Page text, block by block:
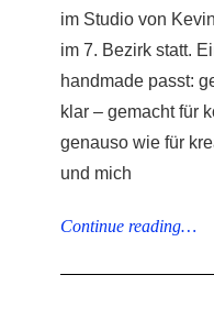
im Studio von
im 7. Bezirk statt.
handmade passt:
klar – gemacht für
genauso wie für
und mich
Continue reading…